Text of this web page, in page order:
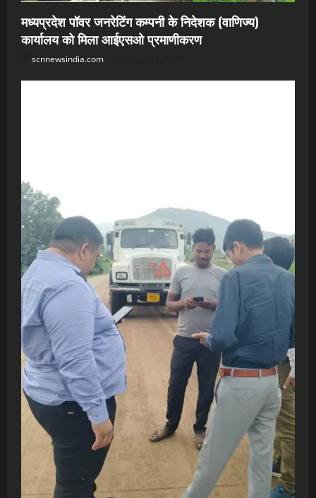
मध्यप्रदेश पॉवर जनरेटिंग कम्पनी के निदेशक (वाणिज्य)
कार्यालय को मिला आईएसओ प्रमाणीकरण
scnnewsindia.com